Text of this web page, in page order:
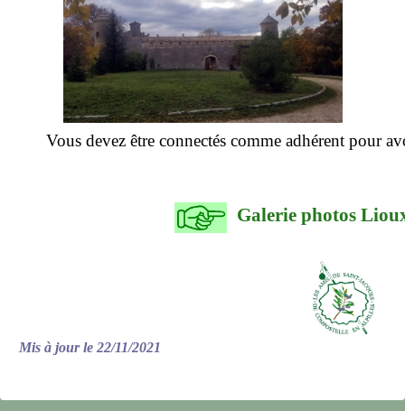
Histoire et legendes
notre association
Vous devez être connectés comme adhérent pour
Galerie photos
Mis à jour le 22/11/2021